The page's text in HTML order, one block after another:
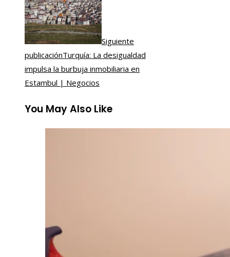
Siguiente
publicaciónTurquía: La desigualdad
impulsa la burbuja inmobiliaria en
Estambul | Negocios
You May Also Like